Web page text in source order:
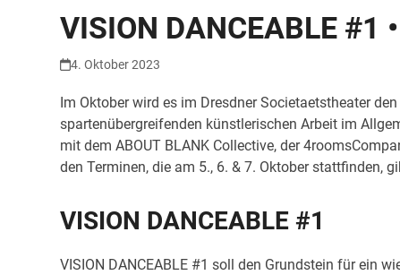
VISION DANCEABLE
4. Oktober 2023
Im Oktober wird es im Dresdner Societaetstheater
spartenübergreifenden künstlerischen Arbeit im
mit dem ABOUT BLANK Collective, der
den Terminen, die am 5., 6. & 7. Oktober stattfinden,
VISION DANCEABLE #1
VISION DANCEABLE #1 soll den Grundstein für ein